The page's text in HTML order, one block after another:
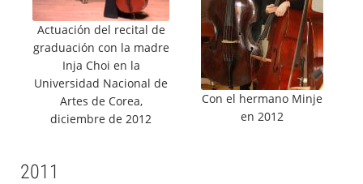
Actuación del recital de
graduación con la madre
Inja Choi en la
Universidad Nacional de
Artes de Corea,
diciembre de 2012
Con el hermano Minje
en 2012
2011